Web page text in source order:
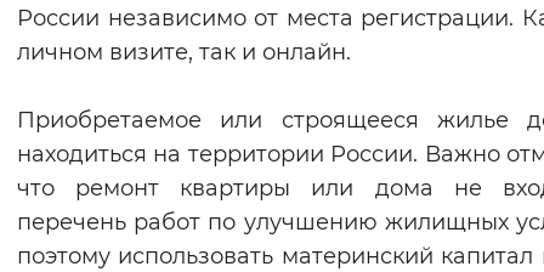
России независимо от места регистрации.
личном визите, так и онлайн.
Приобретаемое или строящееся жилье
находиться на территории России. Важно
что ремонт квартиры или дома не
перечень работ по улучшению жилищных
поэтому использовать материнский капитал